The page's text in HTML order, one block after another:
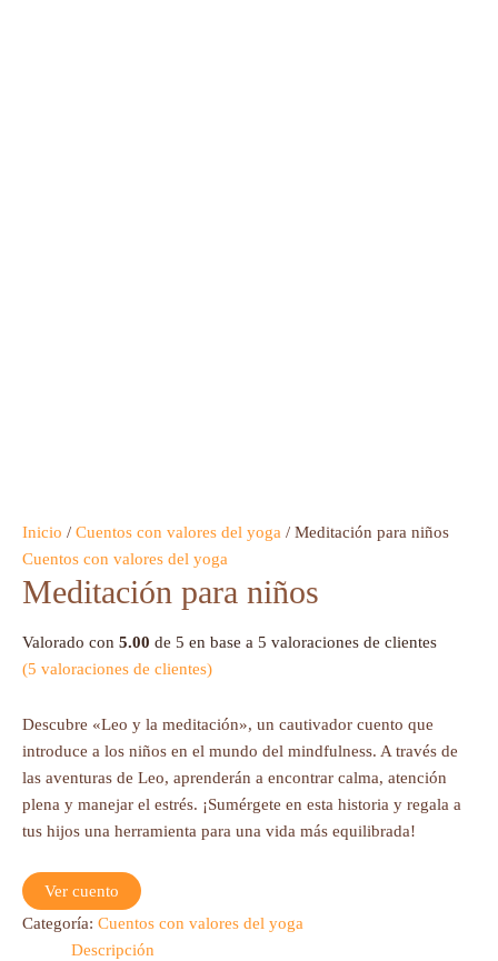
Inicio / Cuentos con valores del yoga / Meditación para niños
Cuentos con valores del yoga
Meditación para niños
Valorado con 5.00 de 5 en base a 5 valoraciones de clientes
(5 valoraciones de clientes)
Descubre «Leo y la meditación», un cautivador cuento que
introduce a los niños en el mundo del mindfulness. A través de
las aventuras de Leo, aprenderán a encontrar calma, atención
plena y manejar el estrés. ¡Sumérgete en esta historia y regala a
tus hijos una herramienta para una vida más equilibrada!
Ver cuento
Categoría: Cuentos con valores del yoga
Descripción